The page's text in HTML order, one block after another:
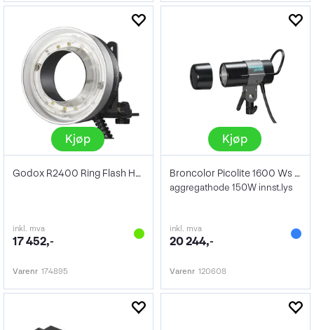
Kjøp
Godox R2400 Ring Flash Head for P2400
inkl. mva
17 452,-
Varenr 174895
Kjøp
Broncolor Picolite 1600 Ws komplett
aggregathode 150W innst.lys
inkl. mva
20 244,-
Varenr 120608